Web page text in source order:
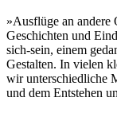
»Ausflüge an andere
Geschichten und
sich-sein, einem
Gestalten. In vielen
wir unterschiedliche
und dem Entstehen